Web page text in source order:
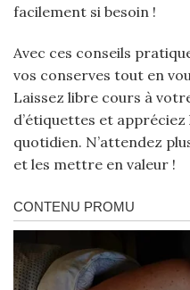
facilement si besoin !
Avec ces conseils
vos conserves tout en
Laissez libre cours à
d’étiquettes et
quotidien. N’attendez
et les mettre en valeur !